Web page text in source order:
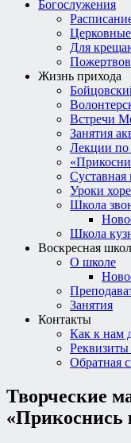
Богослужения
Для
Жизнь прихода
Встречи
Занятия
Лекции по
Суставная
Уроки
Школа
Школа
Воскресная
О школе
Занятия
Контакты
Как к нам
Реквизиты
Обратная
Творческие
«Прикоснись